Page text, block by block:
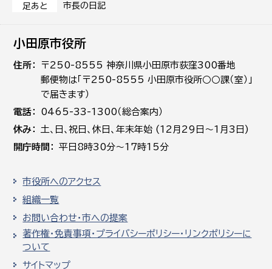
足あと 市長の日記
小田原市役所
住所
〒250-8555 神奈川県小田原市荻窪300番地
郵便物は「〒250-8555 小田原市役所○○課（室）」
で届きます）
電話
0465-33-1300（総合案内）
休み
土､日､祝日、休日、年末年始 (12月29日～1月3日)
開庁時間
平日8時30分～17時15分
市役所へのアクセス
組織一覧
お問い合わせ・市への提案
著作権・免責事項・プライバシーポリシー・リンクポリシーに
ついて
サイトマップ